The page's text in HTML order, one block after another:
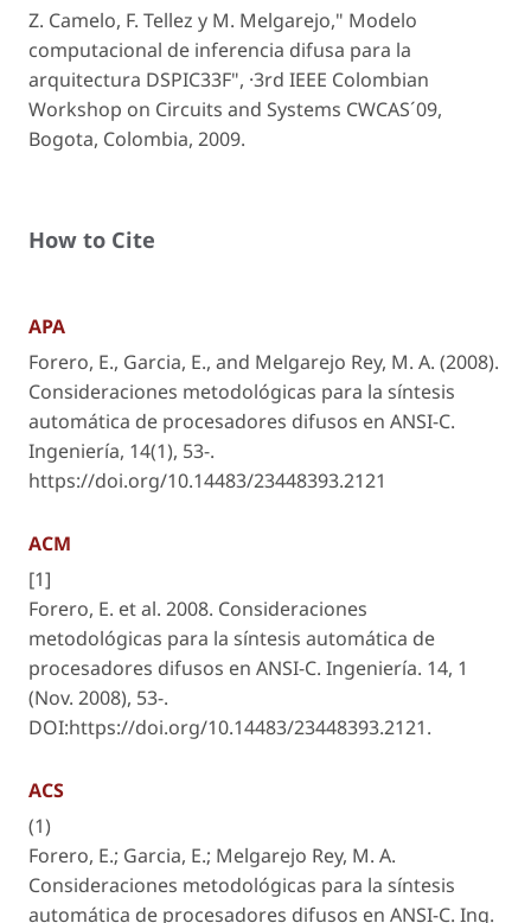
Z. Camelo, F. Tellez y M. Melgarejo," Modelo
computacional de inferencia difusa para la
arquitectura DSPIC33F", ·3rd IEEE Colombian
Workshop on Circuits and Systems CWCAS´09,
Bogota, Colombia, 2009.
How to Cite
APA
Forero, E., Garcia, E., and Melgarejo Rey, M. A. (2008).
Consideraciones metodológicas para la síntesis
automática de procesadores difusos en ANSI-C.
Ingeniería, 14(1), 53-.
https://doi.org/10.14483/23448393.2121
ACM
[1]
Forero, E. et al. 2008. Consideraciones
metodológicas para la síntesis automática de
procesadores difusos en ANSI-C. Ingeniería. 14, 1
(Nov. 2008), 53-.
DOI:https://doi.org/10.14483/23448393.2121.
ACS
(1)
Forero, E.; Garcia, E.; Melgarejo Rey, M. A.
Consideraciones metodológicas para la síntesis
automática de procesadores difusos en ANSI-C. Ing.